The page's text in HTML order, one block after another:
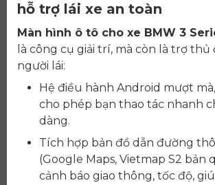
hỗ trợ lái xe an toàn
Màn hình ô tô cho xe BMW 3
là công cụ giải trí, mà còn là trợ thủ
người lái:
Hệ điều hành Android mượt
cho phép bạn thao tác nhanh
dàng.
Tích hợp bản đồ dẫn đường
(Google Maps, Vietmap S2 bản
cảnh báo giao thông, tốc độ,